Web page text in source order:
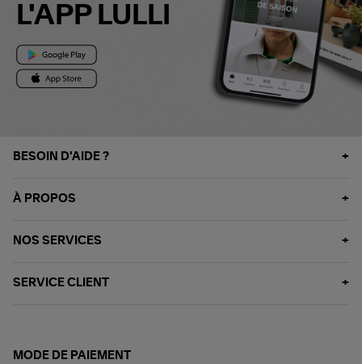
L'APP LULLI
BESOIN D'AIDE ?
À PROPOS
NOS SERVICES
SERVICE CLIENT
MODE DE PAIEMENT